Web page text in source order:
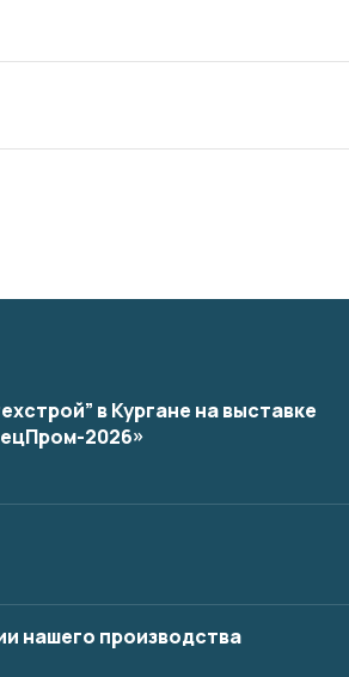
в Кургане на выставке
2026»
нашего производства